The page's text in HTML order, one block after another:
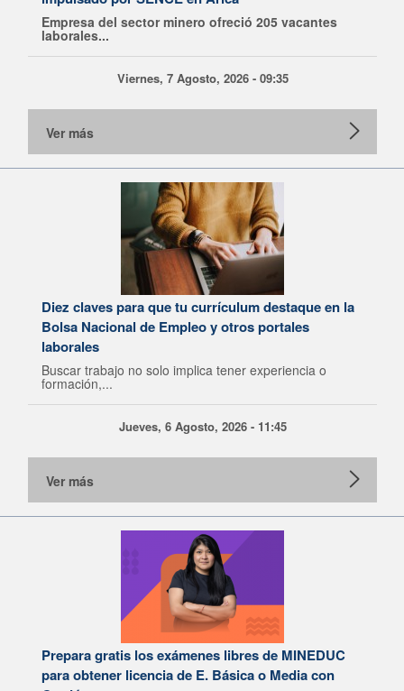
Empresa del sector minero ofreció 205 vacantes
laborales...
Viernes, 7 Agosto, 2026 - 09:35
Ver más
Diez claves para que tu currículum destaque en la
Bolsa Nacional de Empleo y otros portales
laborales
Buscar trabajo no solo implica tener experiencia o
formación,...
Jueves, 6 Agosto, 2026 - 11:45
Ver más
Prepara gratis los exámenes libres de MINEDUC
para obtener licencia de E. Básica o Media con